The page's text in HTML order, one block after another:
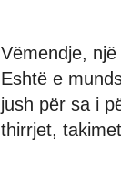
Vëmendje,
Eshtë e
jush për sa i
thirrjet,